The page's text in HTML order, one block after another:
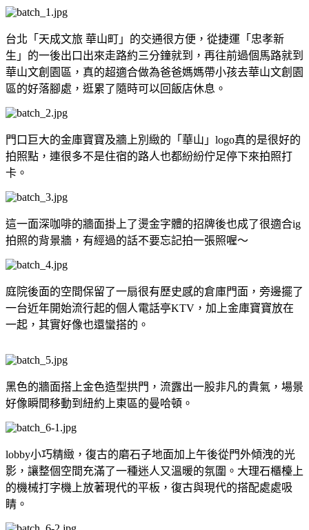
台北「天成文旅 華山町」的交通很方便，從捷運「忠孝新
生」的一後出口出來走路約三分鐘就到，再往前過個馬路就到
華山文創園區，真的超適合做為爸爸媽媽帶小孩去華山文創園
區的好落腳處，逛累了隨時可以回飯店休息。
門口巨大的金庫寶寶及牆上別緻的「華山」logo真的是很好的
拍照點，連很多不是住宿的路人也都紛紛佇足停下來拍照打
卡。
這一面深咖啡的牆面掛上了燙金字體的招牌後也成了很適合ig
拍照的背景牆，有經過的話不要忘記拍一張照喔～
庭院後面的空間保留了一扇很有歷史感的倉庫門面，旁邊擺了
一台近年開始流行起的個人電話亭KTV，加上金庫寶寶放在
一起，其實好像也還蠻搭的。
黑色的牆面搭上金色造型拱門，流露出一股非凡的貴氣，場景
好像瞬間移動到紐約上東區的曼哈頓。
lobby小巧精緻，復古的磨石子地面加上午後從門外傾洩的光
影，讓整個空間充滿了一種迷人又溫暖的氛圍。大理石櫃檯上
的機械打字機上放著現代的平板，復古與現代的搭配處處吸
睛。